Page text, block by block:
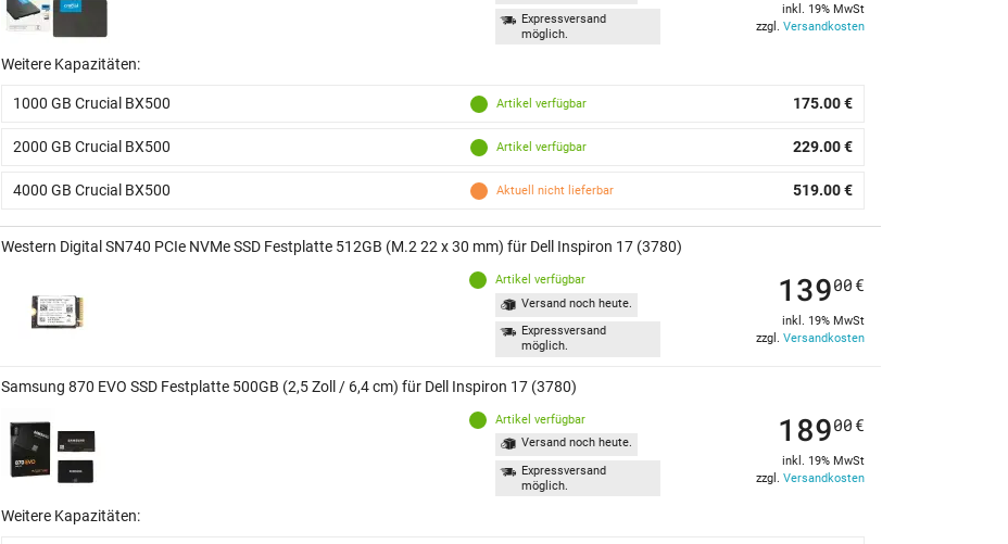
Expressversand
möglich.
inkl. 19% MwSt
zzgl. Versandkosten
Weitere Kapazitäten:
1000 GB Crucial BX500 Artikel verfügbar 175.00 €
2000 GB Crucial BX500 Artikel verfügbar 229.00 €
4000 GB Crucial BX500 Aktuell nicht lieferbar 519.00 €
Western Digital SN740 PCIe NVMe SSD Festplatte 512GB (M.2 22 x 30 mm) für Dell Inspiron 17 (3780)
Artikel verfügbar
Versand noch heute.
Expressversand
möglich.
13900 €
inkl. 19% MwSt
zzgl. Versandkosten
Samsung 870 EVO SSD Festplatte 500GB (2,5 Zoll / 6,4 cm) für Dell Inspiron 17 (3780)
Artikel verfügbar
Versand noch heute.
Expressversand
möglich.
18900 €
inkl. 19% MwSt
zzgl. Versandkosten
Weitere Kapazitäten: